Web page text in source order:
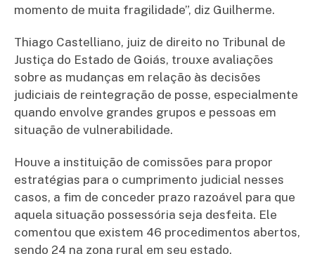
momento de muita fragilidade”, diz Guilherme.
Thiago Castelliano, juiz de direito no Tribunal de
Justiça do Estado de Goiás, trouxe avaliações
sobre as mudanças em relação às decisões
judiciais de reintegração de posse, especialmente
quando envolve grandes grupos e pessoas em
situação de vulnerabilidade.
Houve a instituição de comissões para propor
estratégias para o cumprimento judicial nesses
casos, a fim de conceder prazo razoável para que
aquela situação possessória seja desfeita. Ele
comentou que existem 46 procedimentos abertos,
sendo 24 na zona rural em seu estado.